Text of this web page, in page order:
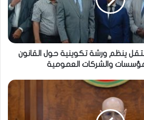
ينظم ورشة تكوينية حول القانون
والشركات العمومية